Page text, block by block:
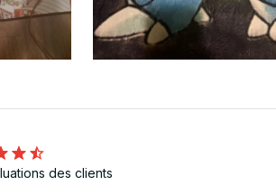
des clients